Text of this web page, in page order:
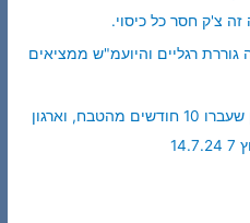
צ'ק חסר כל כיסוי.
רגליים והיועמ"ש ממציאים
אונר"א והבעיה היהודית: איך ייתכן שעברו 10 חודשים מהטבח, וארגון